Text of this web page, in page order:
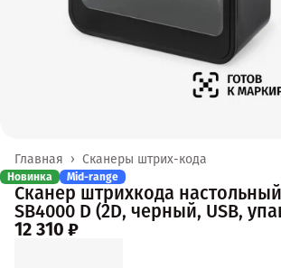
Сканеры штрих-кода
Главная ›
Новинка Mid-range
Сканер штрихкода
SB4000 D (2D, черный, USB,
12 310 ₽